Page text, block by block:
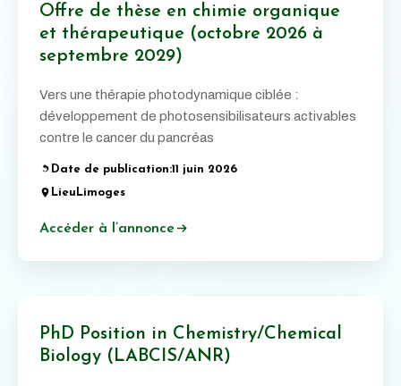
Offre de thèse en chimie organique
et thérapeutique (octobre 2026 à
septembre 2029)
Vers une thérapie photodynamique ciblée :
développement de photosensibilisateurs activables
contre le cancer du pancréas
Date de publication:11 juin 2026
Lieu Limoges
Accéder à l’annonce
PhD Position in Chemistry/Chemical
Biology (LABCIS/ANR)